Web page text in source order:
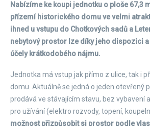
Nabízíme ke koupi jednotku o ploše 67,3
přízemí historického domu ve velmi
ihned u vstupu do Chotkových sadů a
nebytový prostor lze díky jeho dispozici
účely krátkodobého nájmu.
Jednotka má vstup jak přímo z ulice, tak i
domu. Aktuálně se jedná o jeden otevřený
prodává ve stávajícím stavu, bez vybavení
pro užívání (elektro rozvody, topení,
možnost přizpůsobit si prostor podle